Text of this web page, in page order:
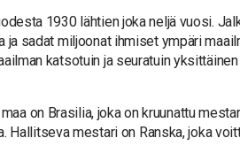
1930 lähtien joka neljä vuosi.
ja sadat miljoonat ihmiset ympäri
katsotuin ja seuratuin
on Brasilia, joka on kruunattu
Hallitseva mestari on Ranska, joka